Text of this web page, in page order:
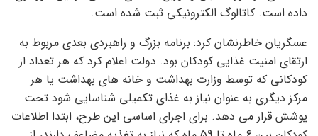
داده است. کاتالوگ الکترونیکی ثبت شده است.
عسگریان خاطرنشان کرد: برنامه بزرگ و راهبردی بعدی مربوط به
ارتقای امنیت غذایی کودکان بود. دولت اعلام کرد که هر تعداد از
کودکانی که توسط وزارت بهداشت و خانه های بهداشت یا هر
مرکز دیگری به عنوان نیاز به غذای تکمیلی شناسایی شود تحت
پوشش قرار می دهد. برای اجرای اساسی این طرح، ابتدا اطلاعات